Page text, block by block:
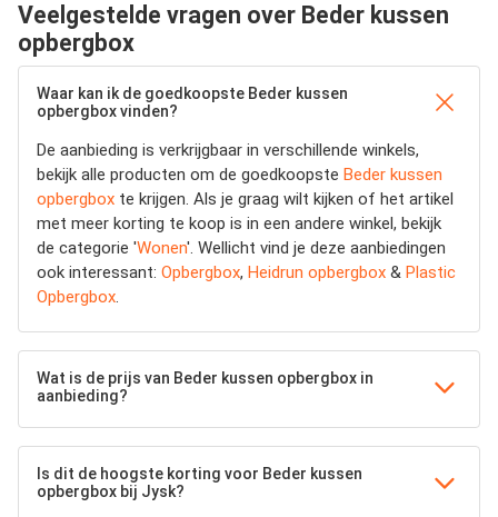
Veelgestelde vragen over Beder kussen
opbergbox
Waar kan ik de goedkoopste Beder kussen
opbergbox vinden?
De aanbieding is verkrijgbaar in verschillende winkels,
bekijk alle producten om de goedkoopste Beder kussen
opbergbox te krijgen. Als je graag wilt kijken of het artikel
met meer korting te koop is in een andere winkel, bekijk
de categorie 'Wonen'. Wellicht vind je deze aanbiedingen
ook interessant: Opbergbox, Heidrun opbergbox & Plastic
Opbergbox.
Wat is de prijs van Beder kussen opbergbox in
aanbieding?
Is dit de hoogste korting voor Beder kussen
opbergbox bij Jysk?